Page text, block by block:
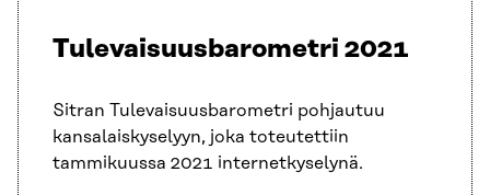
Tulevaisuusbarometri 2021
Sitran Tulevaisuusbarometri pohjautuu
kansalaiskyselyyn, joka toteutettiin
tammikuussa 2021 internetkyselynä.